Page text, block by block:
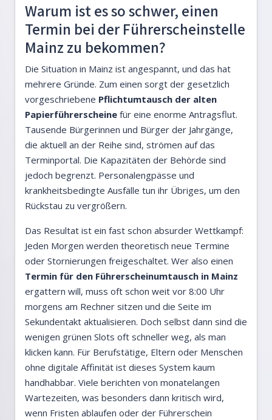
Warum ist es so schwer, einen
Termin bei der Führerscheinstelle
Mainz zu bekommen?
Die Situation in Mainz ist angespannt, und das hat
mehrere Gründe. Zum einen sorgt der gesetzlich
vorgeschriebene Pflichtumtausch der alten
Papierführerscheine für eine enorme Antragsflut.
Tausende Bürgerinnen und Bürger der Jahrgänge,
die aktuell an der Reihe sind, strömen auf das
Terminportal. Die Kapazitäten der Behörde sind
jedoch begrenzt. Personalengpässe und
krankheitsbedingte Ausfälle tun ihr Übriges, um den
Rückstau zu vergrößern.
Das Resultat ist ein fast schon absurder Wettkampf:
Jeden Morgen werden theoretisch neue Termine
oder Stornierungen freigeschaltet. Wer also einen
Termin für den Führerscheinumtausch in Mainz
ergattern will, muss oft schon weit vor 8:00 Uhr
morgens am Rechner sitzen und die Seite im
Sekundentakt aktualisieren. Doch selbst dann sind die
wenigen grünen Slots oft schneller weg, als man
klicken kann. Für Berufstätige, Eltern oder Menschen
ohne digitale Affinität ist dieses System kaum
handhabbar. Viele berichten von monatelangen
Wartezeiten, was besonders dann kritisch wird,
wenn Fristen ablaufen oder der Führerschein